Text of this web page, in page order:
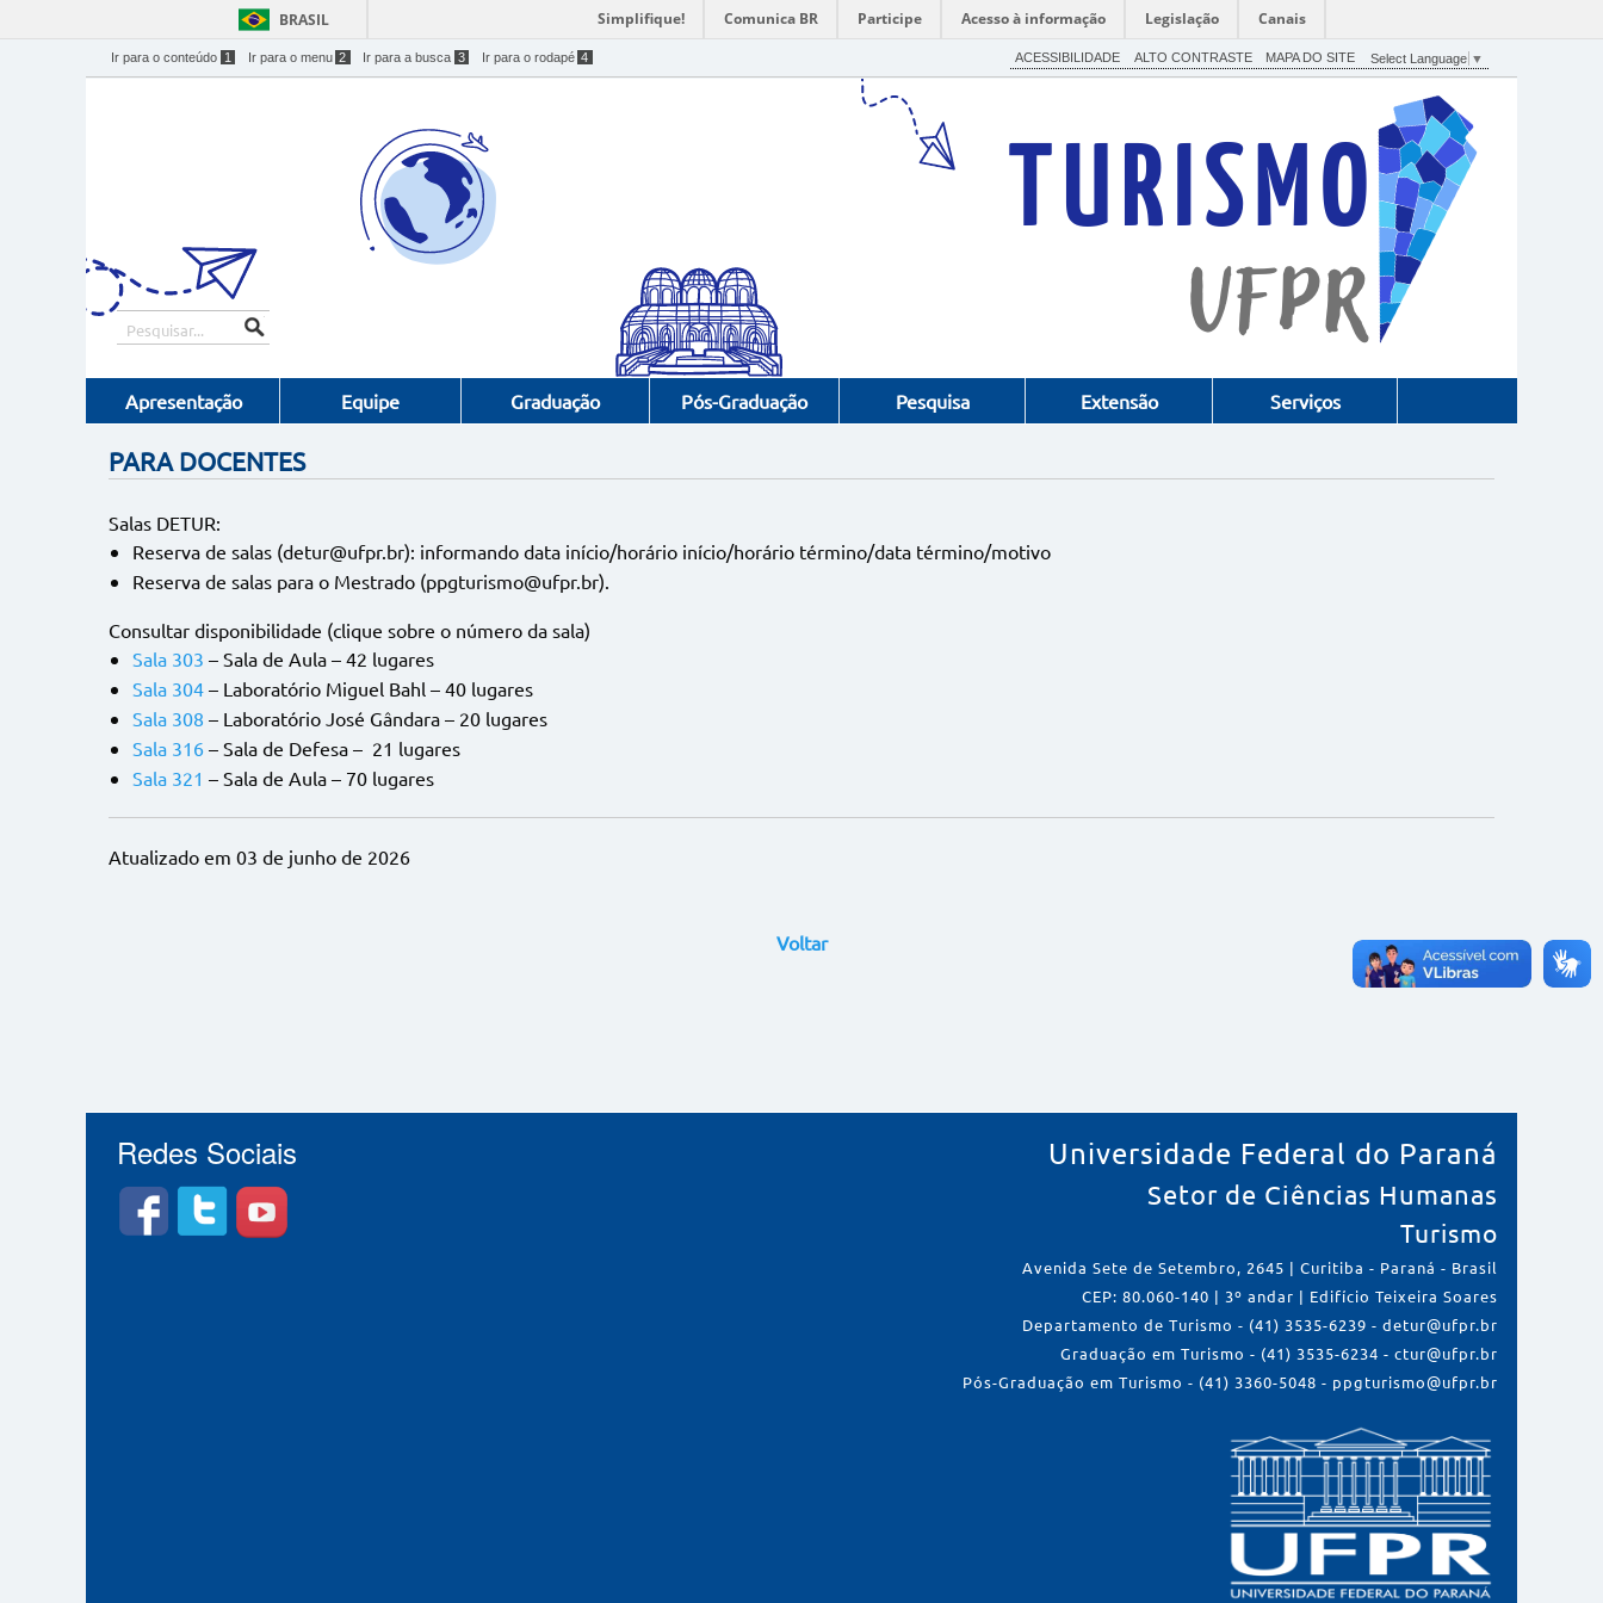
BRASIL Simplifique! Comunica BR Participe Acesso à informação Legislação Canais
Ir para o conteúdo 1 Ir para o menu 2 Ir para a busca 3 Ir para o rodapé 4 ACESSIBILIDADE ALTO CONTRASTE MAPA DO SITE Select Language ▼
Apresentação Equipe Graduação Pós-Graduação Pesquisa Extensão Serviços
PARA DOCENTES
Salas DETUR:
Reserva de salas (detur@ufpr.br): informando data início/horário início/horário término/data término/motivo
Reserva de salas para o Mestrado (ppgturismo@ufpr.br).
Consultar disponibilidade (clique sobre o número da sala)
Sala 303 – Sala de Aula – 42 lugares
Sala 304 – Laboratório Miguel Bahl – 40 lugares
Sala 308 – Laboratório José Gândara – 20 lugares
Sala 316 – Sala de Defesa – 21 lugares
Sala 321 – Sala de Aula – 70 lugares
Atualizado em 03 de junho de 2026
Voltar
Redes Sociais Universidade Federal do Paraná
Setor de Ciências Humanas
Turismo
Avenida Sete de Setembro, 2645 | Curitiba - Paraná - Brasil
CEP: 80.060-140 | 3º andar | Edifício Teixeira Soares
Departamento de Turismo - (41) 3535-6239 - detur@ufpr.br
Graduação em Turismo - (41) 3535-6234 - ctur@ufpr.br
Pós-Graduação em Turismo - (41) 3360-5048 - ppgturismo@ufpr.br